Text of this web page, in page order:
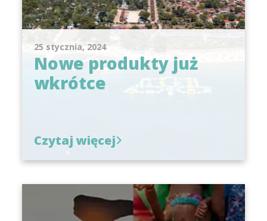
25 stycznia, 2024
Nowe produkty już
wkrótce
Czytaj więcej